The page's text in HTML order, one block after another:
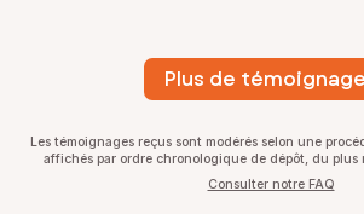
Plus de
Les témoignages reçus sont modérés selon une
affichés par ordre chronologique de dépôt, du plus
Consulter notre FAQ